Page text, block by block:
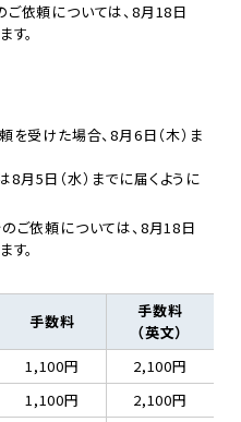
依頼については、8月18日
す。
を受けた場合、8月6日（木）ま
月5日（水）までに届くように
ご依頼については、8月18日
す。
手数料
手数料
（英文）
1,100円
2,100円
1,100円
2,100円